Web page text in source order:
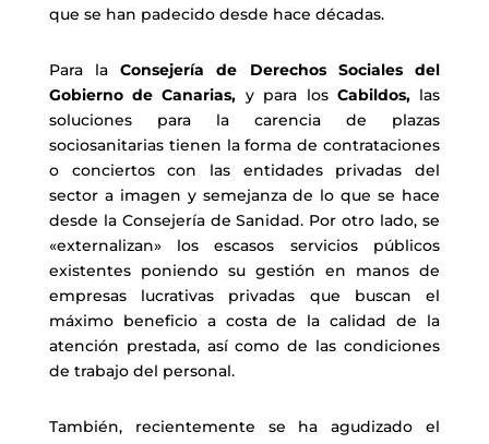
que se han padecido desde hace décadas.
Para laConsejería de Derechos Sociales del
Gobierno de Canarias, y para los Cabildos,las
soluciones para la carencia de plazas
sociosanitarias tienen la forma de contrataciones
o conciertos con las entidades privadas del
sector a imagen y semejanza de lo que se hace
desde la Consejería de Sanidad. Por otro lado, se
«externalizan» los escasos servicios públicos
existentes poniendo su gestión en manos de
empresas lucrativas privadas que buscan el
máximo beneficio a costa de la calidad de la
atención prestada, así como de las condiciones
de trabajo del personal.
También, recientemente se ha agudizado el